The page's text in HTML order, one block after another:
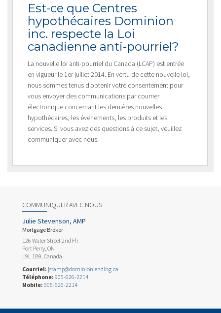
Est-ce que Centres
hypothécaires Dominion
inc. respecte la Loi
canadienne anti-pourriel?
La nouvelle loi anti-pourriel du Canada (LCAP) est entrée
en vigueur le 1er juillet 2014. En vertu de cette nouvelle loi,
nous sommes tenus d’obtenir votre consentement pour
vous envoyer des communications par courrier
électronique concernant les dernières nouvelles
hypothécaires, les événements, les produits et les
services. Si vous avez des questions à ce sujet, veuillez
communiquer avec nous.
COMMUNIQUER AVEC NOUS
Julie Stevenson, AMP
Mortgage Broker
126 Water Street 2nd Flr
Port Perry, ON
L9L 1B9, Canada
Courriel: jstamp@dominionlending.ca
Téléphone: 905-626-2214
Mobile: 905-626-2214